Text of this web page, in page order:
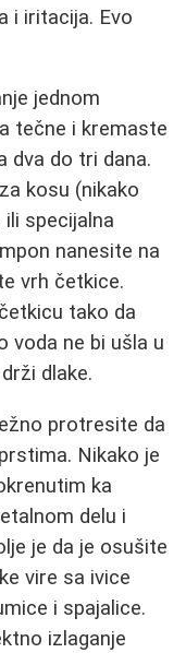
i iritacija. Evo
jednom
tečne i kremaste
dva do tri dana.
kosu (nikako
specijalna
nanesite na
vrh četkice.
tako da
voda ne bi ušla u
dlake.
protresite da
Nikako je
ka
delu i
je da je osušite
vire sa ivice
i spajalice.
izlaganje